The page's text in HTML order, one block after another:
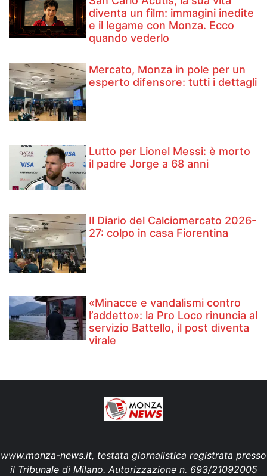
diventa un film: immagini inedite
e il legame con Monza. Ecco
quando vederlo
Mercato, Monza in pole per un
esperto difensore: tutti i dettagli
Lutto per Lionel Messi: è morto
il padre Jorge a 68 anni
Il Diario del Calciomercato 2026-
27: colpo in casa Fiorentina
«Minacce e vandalismi contro
l’addetto»: la Pro Loco rinuncia al
servizio Battello, il post diventa
virale
www.monza-news.it, testata giornalistica registrata presso
il Tribunale di Milano. Autorizzazione n. 693/21092005